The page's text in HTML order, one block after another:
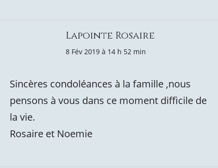
Lapointe Rosaire
8 Fév 2019 à 14 h 52 min
Sincères condoléances à la famille ,nous
pensons à vous dans ce moment difficile de
la vie.
Rosaire et Noemie